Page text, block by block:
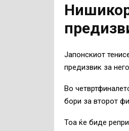
Јапонскиот
предизвик за
Во
бори за второт
Тоа ќе биде